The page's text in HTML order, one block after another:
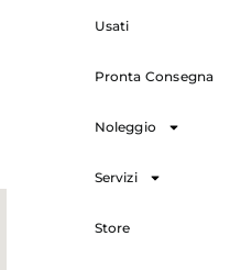
Usati
Pronta Consegna
Noleggio
Servizi
Store